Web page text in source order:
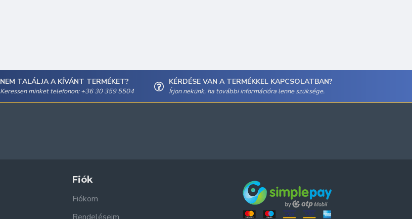
NEM TALÁLJA A KÍVÁNT TERMÉKET?
Keressen minket telefonon: +36 30 359 5504
KÉRDÉSE VAN A TERMÉKKEL KAPCSOLATBAN?
Írjon nekünk, ha további információra lenne szüksége.
Fiók
Fiókom